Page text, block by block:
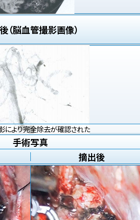
（脳血管撮影画像）
により完全除去が確認された
手術写真
摘出後